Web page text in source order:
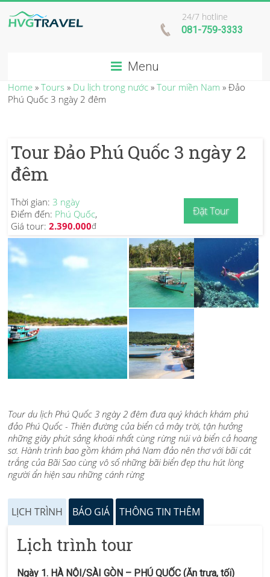
24/7 hotline
081-759-3333
Menu
Home »Tours » Du lịch trong nước »Tour miền Nam »Đảo
Phú Quốc 3 ngày 2 đêm
Tour Đảo Phú Quốc 3 ngày 2
đêm
Thời gian:3 ngày
Điểm đến: Phú Quốc,
Giá tour:2.390.000đ
Đặt Tour
Tour du lịch Phú Quốc 3 ngày 2 đêm đưa quý khách khám phú
đảo Phú Quốc - Thiên đường của biển cả mây trời, tận hưởng
những giây phút sảng khoái nhất cùng rừng núi và biển cả hoang
sơ. Hành trình bao gồm khám phá Nam đảo nên thơ với bãi cát
trắng của Bãi Sao cùng vô số những bãi biển đẹp thu hút lòng
người ẩn hiện sau những cánh rừng
LỊCH TRÌNH BÁO GIÁ THÔNG TIN THÊM
Lịch trình tour
Ngày 1. HÀ NỘI/SÀI GÒN – PHÚ QUỐC (Ăn trưa, tối)